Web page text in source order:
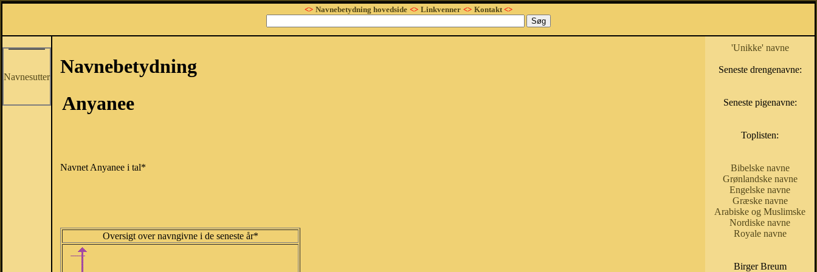
<> Navnebetydning hovedside <> Linkvenner <> Kontakt<>
Navnesutter
Navnebetydning
Anyanee
Navnet Anyanee i tal*
Oversigt over navngivne i de seneste år*
'Unikke' navne
Seneste drengenavne:
Seneste pigenavne:
Toplisten:
Bibelske navne
Grønlandske navne
Engelske navne
Græske navne
Arabiske og Muslimske
Nordiske navne
Royale navne
Birger Breum